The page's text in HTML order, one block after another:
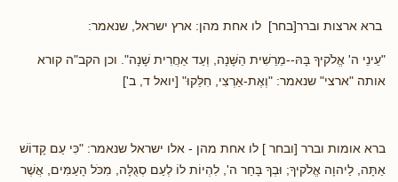
ברא ארצות וברר[בחר] לו אחת מהן: ארץ ישראל, שנאמר:
"עֵינֵי ה' אֱלֹקיךָ בָּהּ--מֵרֵשִׁית הַשָּׁנָה, וְעַד אַחֲרִית שָׁנָה". וכן הקב"ה קורא
אותה "ארצי" שנאמר: "וְאֶת-אַרְצִי, חִלֵּקוּ" [יואל ד, ב']
ברא אומות וברר [ובחר ] לו אחת מהן - אלו ישראל שנאמר: "כִּי עַם קָדוֹשׁ
אַתָּה, לַיהוָה אֱלֹקיךָ; וּבְךָ בָּחַר ה', לִהְיוֹת לוֹ לְעַם סְגֻלָּה, מִכֹּל הָעַמִּים, אֲשֶׁר